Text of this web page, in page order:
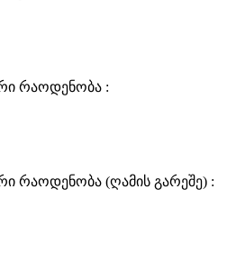
რაოდენობა :
რაოდენობა (ღამის გარეშე) :